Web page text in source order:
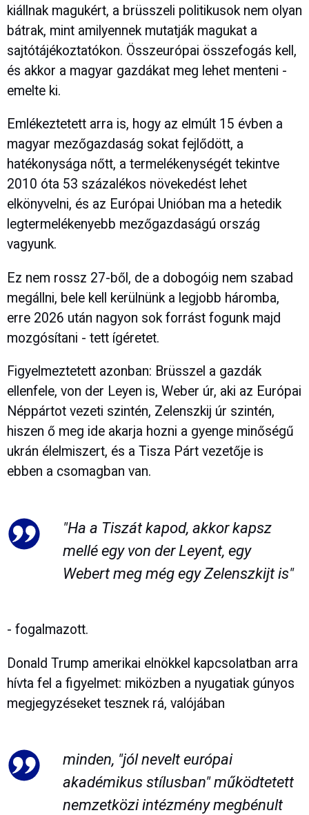
kiállnak magukért, a brüsszeli politikusok nem olyan
bátrak, mint amilyennek mutatják magukat a
sajtótájékoztatókon. Összeurópai összefogás kell,
és akkor a magyar gazdákat meg lehet menteni -
emelte ki.
Emlékeztetett arra is, hogy az elmúlt 15 évben a
magyar mezőgazdaság sokat fejlődött, a
hatékonysága nőtt, a termelékenységét tekintve
2010 óta 53 százalékos növekedést lehet
elkönyvelni, és az Európai Unióban ma a hetedik
legtermelékenyebb mezőgazdaságú ország
vagyunk.
Ez nem rossz 27-ből, de a dobogóig nem szabad
megállni, bele kell kerülnünk a legjobb háromba,
erre 2026 után nagyon sok forrást fogunk majd
mozgósítani - tett ígéretet.
Figyelmeztetett azonban: Brüsszel a gazdák
ellenfele, von der Leyen is, Weber úr, aki az Európai
Néppártot vezeti szintén, Zelenszkij úr szintén,
hiszen ő meg ide akarja hozni a gyenge minőségű
ukrán élelmiszert, és a Tisza Párt vezetője is
ebben a csomagban van.
"Ha a Tiszát kapod, akkor kapsz
mellé egy von der Leyent, egy
Webert meg még egy Zelenszkijt is"
- fogalmazott.
Donald Trump amerikai elnökkel kapcsolatban arra
hívta fel a figyelmet: miközben a nyugatiak gúnyos
megjegyzéseket tesznek rá, valójában
minden, "jól nevelt európai
akadémikus stílusban" működtetett
nemzetközi intézmény megbénult